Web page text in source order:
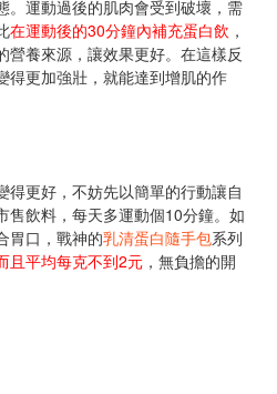
。運動過後的肌肉會受到破壞，需
在運動後的30分鐘內補充蛋白飲 ，
營養來源，讓效果更好。在這樣反
得更加強壯，就能達到增肌的作
得更好，不妨先以簡單的行動讓自
售飲料，每天多運動個10分鐘。如
胃口，戰神的乳清蛋白隨手包系列
且平均每克不到2元 ，無負擔的開